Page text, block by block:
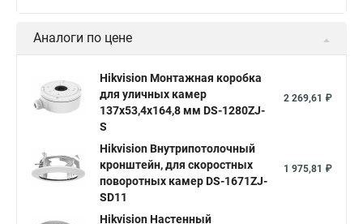
Аналоги по цене
Hikvision Монтажная коробка
для уличных камер
137x53,4x164,8 мм DS-1280ZJ-
S
2 269,61 ₽
Hikvision Внутрипотолочный
кронштейн, для скоростных
поворотных камер DS-1671ZJ-
SD11
1 975,81 ₽
Hikvision Настенный